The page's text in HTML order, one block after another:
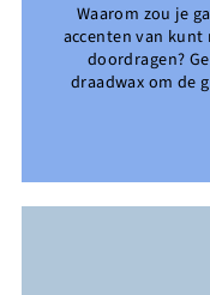
Waarom zou je
accenten van
doordragen?
draadwax om de